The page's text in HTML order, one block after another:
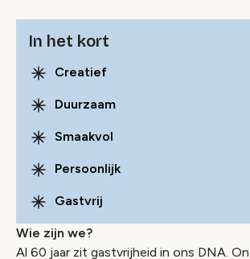
In het kort
Creatief
Duurzaam
Smaakvol
Persoonlijk
Gastvrij
Wie zijn we?
Al 60 jaar zit gastvrijheid in ons DNA.